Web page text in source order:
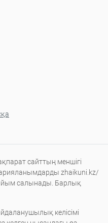
сайттың меншігі
zhaikuni.kz/
салынады. Барлық
келісімі